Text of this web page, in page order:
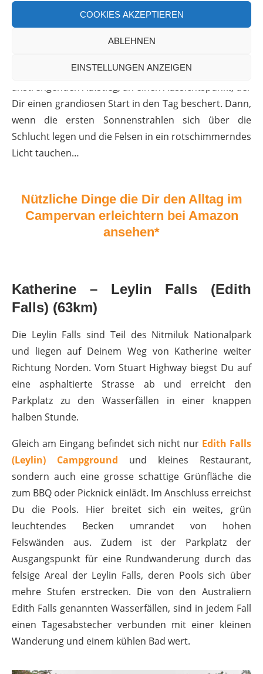
COOKIES AKZEPTIEREN
ABLEHNEN
EINSTELLUNGEN ANZEIGEN
Sonnenaufgang zu beginnen. Zum einen macht es
Sinn die noch kühleren Morgenstunden für die
Wanderungen zu nutzen, um während der
gelangst Du nach dem ersten kurzen, aber sehr
anstrengenden Aufstieg, an einen Aussichtspunkt, der
Dir einen grandiosen Start in den Tag beschert. Dann,
wenn die ersten Sonnenstrahlen sich über die
Schlucht legen und die Felsen in ein rotschimmerndes
Licht tauchen…
Nützliche Dinge die Dir den Alltag im
Campervan erleichtern bei Amazon
ansehen*
Katherine – Leylin Falls (Edith
Falls) (63km)
Die Leylin Falls sind Teil des Nitmiluk Nationalpark
und liegen auf Deinem Weg von Katherine weiter
Richtung Norden. Vom Stuart Highway biegst Du auf
eine asphaltierte Strasse ab und erreicht den
Parkplatz zu den Wasserfällen in einer knappen
halben Stunde.
Gleich am Eingang befindet sich nicht nur Edith Falls
(Leylin) Campground und kleines Restaurant,
sondern auch eine grosse schattige Grünfläche die
zum BBQ oder Picknick einlädt. Im Anschluss erreichst
Du die Pools. Hier breitet sich ein weites, grün
leuchtendes Becken umrandet von hohen
Felswänden aus. Zudem ist der Parkplatz der
Ausgangspunkt für eine Rundwanderung durch das
felsige Areal der Leylin Falls, deren Pools sich über
mehre Stufen erstrecken. Die von den Australiern
Edith Falls genannten Wasserfällen, sind in jedem Fall
einen Tagesabstecher verbunden mit einer kleinen
Wanderung und einem kühlen Bad wert.